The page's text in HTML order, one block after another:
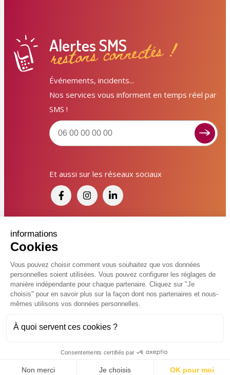
informations
Cookies
Vous pouvez choisir comment vous souhaitez que vos données
personnelles soient utilisées. Vous pouvez configurer les réglages de
manière indépendante pour chaque partenaire. Cliquez sur "Je
choisis" pour en savoir plus sur la façon dont nos partenaires et nous-
mêmes utilisons vos données personnelles.
À quoi servent ces cookies ?
Consentements certifiés par
Non merci Je choisis OK pour moi
Alertes SMS
restons connectés !
Événements, incidents...
Nos services vous informent en temps réel par
SMS !
Et aussi sur les réseaux sociaux
Financé par France Relance et par l'Union
Européenne
© 2026 Ville de Kingersheim
Accessibilité Mentions légales
Politiques de confidentialité
Charte de modération sur les réseaux sociaux
Poser une question ? Participer ?
Cliquez ici pour interagir avec les services de votre
ville !
Participer, s’engager
Contacter un service